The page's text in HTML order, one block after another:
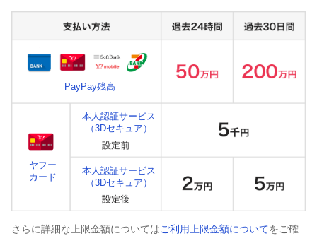
PayPay残高
ヤフー
カード
本人認証サービス
（3Dセキュア）
本人認証サービス
（3Dセキュア）
さらに詳細な上限金額についてはご利用上限金額についてをご確